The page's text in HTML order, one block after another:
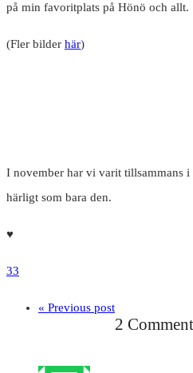
på min favoritplats på Hönö och allt.
(Fler bilder här)
I november har vi varit tillsammans i
härligt som bara den.
♥️
33
« Previous post
2